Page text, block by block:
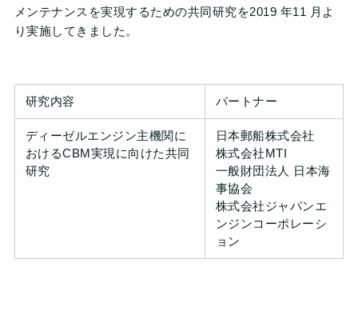
メンテナンスを実現するための共同研究を2019 年11 月よ
り実施してきました。
研究内容 パートナー
ディーゼルエンジン主機関に
おけるCBM実現に向けた共同
研究
日本郵船株式会社
株式会社MTI
一般財団法人 日本海
事協会
株式会社ジャパンエ
ンジンコーポレーシ
ョン